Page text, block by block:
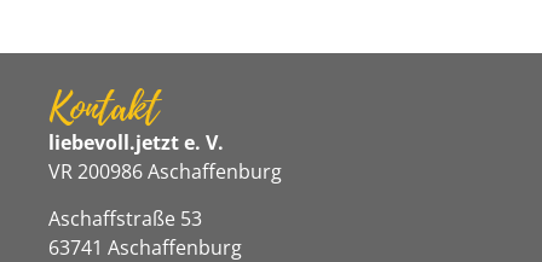
Kontakt
liebevoll.jetzt e. V.
VR 200986 Aschaffenburg
Aschaffstraße 53
63741 Aschaffenburg